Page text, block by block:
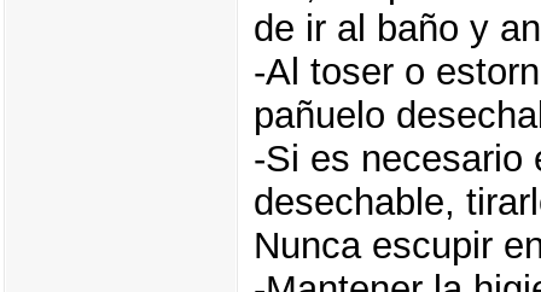
de ir al baño y
-Al toser o
pañuelo
-Si es necesario
desechable,
Nunca escupir